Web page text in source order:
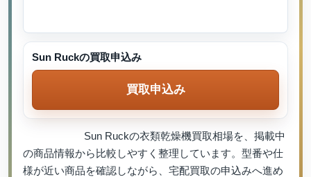
Sun Ruckの衣類乾燥機買取相場を、掲載中
の商品情報から比較しやすく整理しています。型番や仕
様が近い商品を確認しながら、宅配買取の申込みへ進め
Sun Ruckの買取申込み
買取申込み